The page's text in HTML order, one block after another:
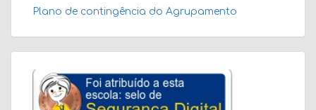
Plano de contingência do Agrupamento